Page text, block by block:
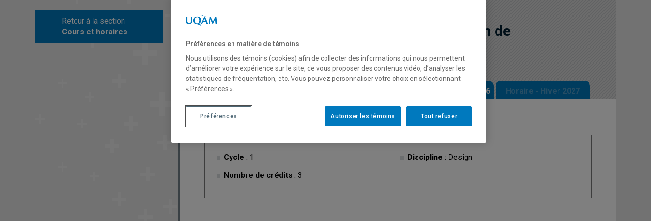
Retour à la section
Cours et horaires
Introduction au design de
l'environnement
Description Horaire - Automne 2026 Horaire - Hiver 2027
Cycle : 1
Nombre de crédits : 3
Discipline : Design
Préférences en matière de témoins
Nous utilisons des témoins (cookies) afin de collecter des informations qui nous permettent
d’améliorer votre expérience sur le site, de vous proposer des contenus vidéo, d’analyser les
statistiques de fréquentation, etc. Vous pouvez personnaliser votre choix en sélectionnant
« Préférences ».
Tout refuser
Autoriser les témoins
Préférences